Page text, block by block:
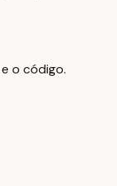
o código.